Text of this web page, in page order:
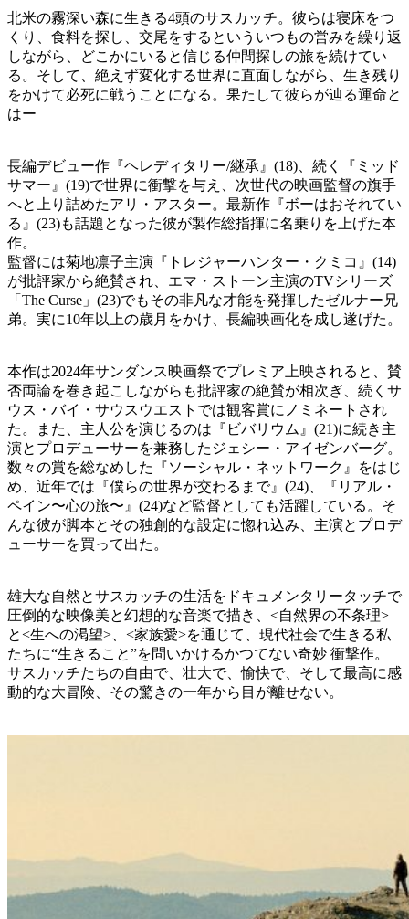
北米の霧深い森に生きる4頭のサスカッチ。彼らは寝床をつ
くり、食料を探し、交尾をするといういつもの営みを繰り返
しながら、どこかにいると信じる仲間探しの旅を続けてい
る。そして、絶えず変化する世界に直面しながら、生き残り
をかけて必死に戦うことになる。果たして彼らが辿る運命と
はー
⻑編デビュー作『ヘレディタリー/継承』(18)、続く『ミッド
サマー』(19)で世界に衝撃を与え、次世代の映画監督の旗手
へと上り詰めたアリ・アスター。最新作『ボーはおそれてい
る』(23)も話題となった彼が製作総指揮に名乗りを上げた本
作。
監督には菊地凛子主演『トレジャーハンター・クミコ』(14)
が批評家から絶賛され、エマ・ストーン主演のTVシリーズ
「The Curse」(23)でもその非凡な才能を発揮したゼルナー兄
弟。実に10年以上の歳月をかけ、⻑編映画化を成し遂げた。
本作は2024年サンダンス映画祭でプレミア上映されると、賛
否両論を巻き起こしながらも批評家の絶賛が相次ぎ、続くサ
ウス・バイ・サウスウエストでは観客賞にノミネートされ
た。また、主人公を演じるのは『ビバリウム』(21)に続き主
演とプロデューサーを兼務したジェシー・アイゼンバーグ。
数々の賞を総なめした『ソーシャル・ネットワーク』をはじ
め、近年では『僕らの世界が交わるまで』(24)、『リアル・
ペイン〜心の旅〜』(24)など監督としても活躍している。そ
んな彼が脚本とその独創的な設定に惚れ込み、主演とプロデ
ューサーを買って出た。
雄大な自然とサスカッチの生活をドキュメンタリータッチで
圧倒的な映像美と幻想的な音楽で描き、<自然界の不条理>
と<生への渇望>、<家族愛>を通じて、現代社会で生きる私
たちに“生きること”を問いかけるかつてない奇妙 衝撃作。
サスカッチたちの自由で、壮大で、愉快で、そして最高に感
動的な大冒険、その驚きの一年から目が離せない。